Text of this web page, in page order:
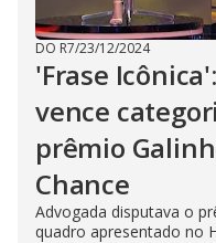
DO R7/23/12/2024
'Frase
vence
prêmio
Chance
Advogada disputava o
quadro apresentado no